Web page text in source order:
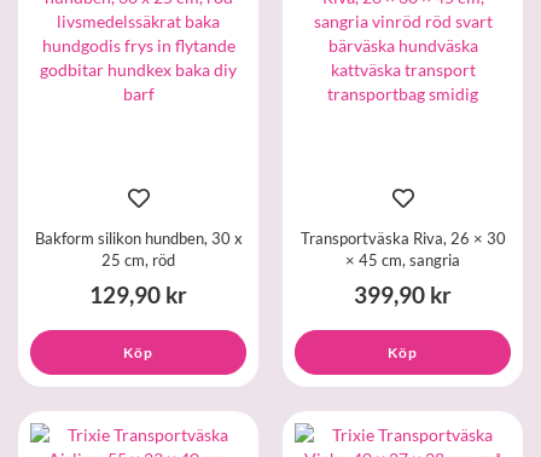
Bakform silikon hundben, 30 x
25 cm, röd
129,90 kr
Köp
Transportväska Riva, 26 × 30
× 45 cm, sangria
399,90 kr
Köp